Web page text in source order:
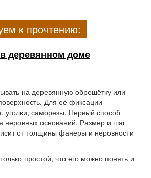
к прочтению:
деревянном доме
на деревянную обрешётку или
Для её фиксации
уголки, саморезы. Первый способ
неровных оснований. Размер и шаг
от толщины фанеры и неровности
простой, что его можно понять и